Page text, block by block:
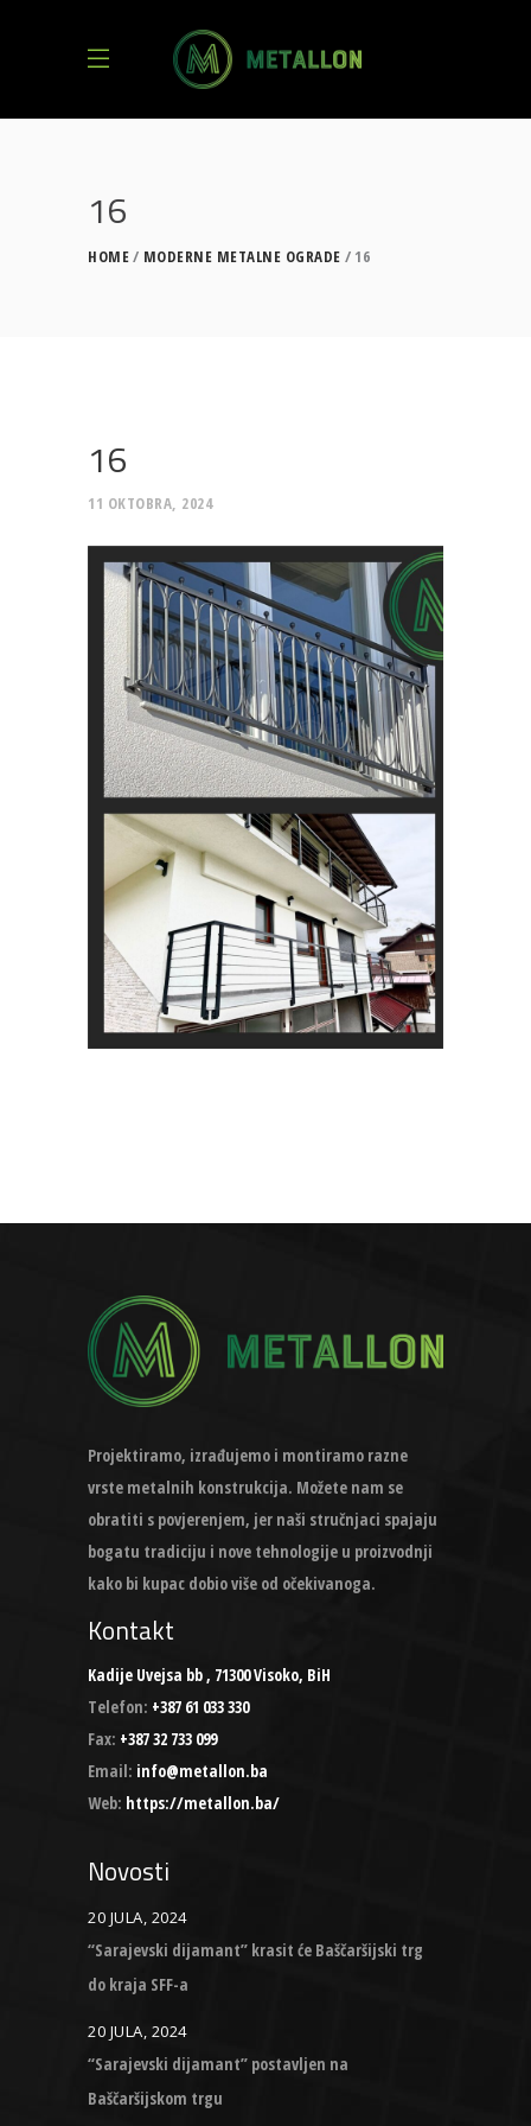
16
HOME MODERNE METALNE OGRADE 16
16
11 OKTOBRA, 2024
Projektiramo, izrađujemo i montiramo razne
vrste metalnih konstrukcija. Možete nam se
obratiti s povjerenjem, jer naši stručnjaci spajaju
bogatu tradiciju i nove tehnologije u proizvodnji
kako bi kupac dobio više od očekivanoga.
Kontakt
Kadije Uvejsa bb , 71300 Visoko, BiH
Telefon: +387 61 033 330
Fax: +387 32 733 099
Email: info@metallon.ba
Web: https://metallon.ba/
Novosti
20 JULA, 2024
“Sarajevski dijamant” krasit će Baščaršijski trg
do kraja SFF-a
20 JULA, 2024
“Sarajevski dijamant” postavljen na
Baščaršijskom trgu